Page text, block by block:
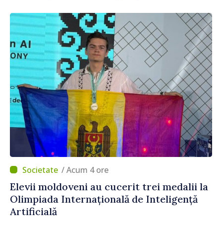
dăm o șansă localităților să se dezvolte”
/ Acum 4 ore
Elevii moldoveni au cucerit trei medalii la
Olimpiada Internațională de Inteligență
Artificială